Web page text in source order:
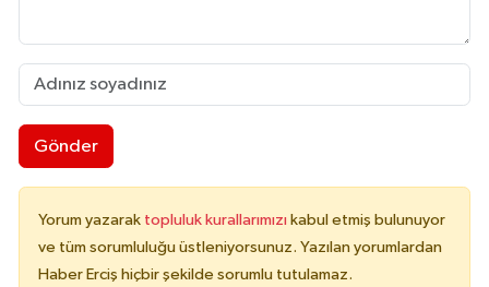
Gönder
Yorum yazarak topluluk kurallarımızı kabul etmiş bulunuyor
ve tüm sorumluluğu üstleniyorsunuz. Yazılan yorumlardan
Haber Erciş hiçbir şekilde sorumlu tutulamaz.